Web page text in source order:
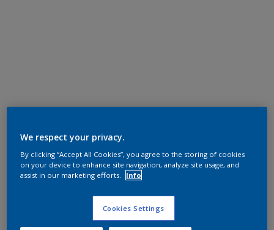
We respect your privacy.
By clicking “Accept All Cookies”, you agree to the storing of cookies
on your device to enhance site navigation, analyze site usage, and
assist in our marketing efforts.
Info
Cookies Settings